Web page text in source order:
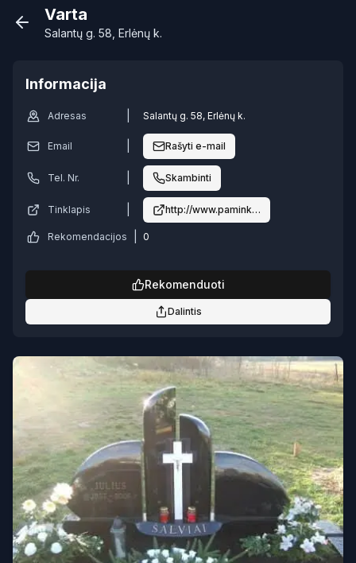
Varta
Salantų g. 58, Erlėnų k.
Informacija
Adresas Salantų g. 58, Erlėnų k.
Email Rašyti e-mail
Tel. Nr. Skambinti
Tinklapis http://www.paminklaivarta.lt/
Rekomendacijos 0
Rekomenduoti
Dalintis